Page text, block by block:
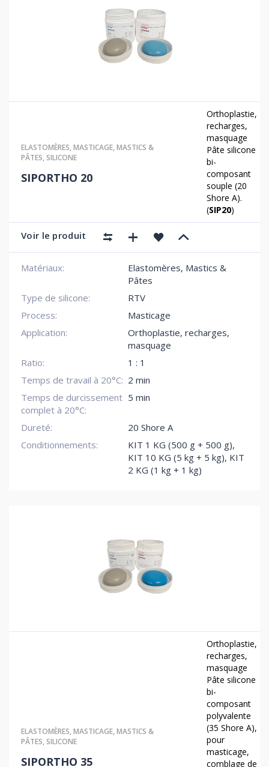
ELASTOMÈRES,MASTICAGE,MASTICS &
PÂTES,SILICONE
SIPORTHO 20
Orthoplastie,
recharges,
masquage
Pâte silicone
bi-
composant
souple (20
Shore A).
(SIP20)
Voir le produit
Matériaux:
Elastomères, Mastics &
Pâtes
Type de silicone:
RTV
Process:
Masticage
Application:
Orthoplastie, recharges,
masquage
Ratio:
1 : 1
Temps de travail à 20°C: 2 min
Temps de durcissement
complet à 20°C:
5 min
Dureté:
20 Shore A
Conditionnements:
KIT 1 KG (500 g + 500 g),
KIT 10 KG (5 kg + 5 kg), KIT
2 KG (1 kg + 1 kg)
ELASTOMÈRES,MASTICAGE,MASTICS &
PÂTES,SILICONE
SIPORTHO 35
Orthoplastie,
recharges,
masquage
Pâte silicone
bi-
composant
polyvalente
(35 Shore A),
pour
masticage,
comblage de